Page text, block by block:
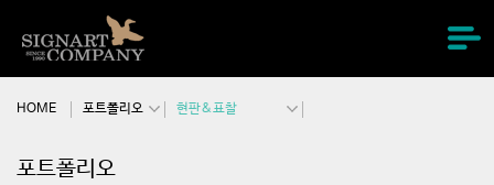
HOME 포트폴리오 현판&표찰
포트폴리오